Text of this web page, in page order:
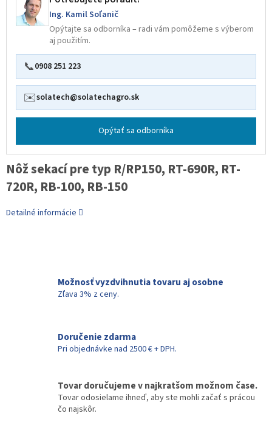
Ing. Kamil Soľanič
Opýtajte sa odborníka – radi vám pomôžeme s výberom
aj použitím.
📞0908 251 223
✉️solatech@solatechagro.sk
Opýtať sa odborníka
Nôž sekací pre typ R/RP150, RT-690R, RT-
720R, RB-100, RB-150
Detailné informácie
Možnosť vyzdvihnutia tovaru aj osobne
Zľava 3% z ceny.
Doručenie zdarma
Pri objednávke nad 2500 € + DPH.
Tovar doručujeme v najkratšom možnom čase.
Tovar odosielame ihneď, aby ste mohli začať s prácou
čo najskôr.